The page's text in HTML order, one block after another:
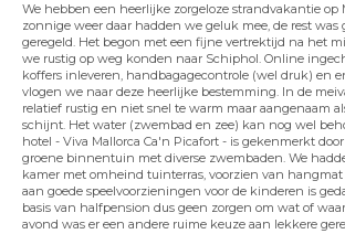
We hebben een heerlijke zorgeloze strandvakantie op
zonnige weer daar hadden we geluk mee, de rest was
geregeld. Het begon met een fijne vertrektijd na het
we rustig op weg konden naar Schiphol. Online
koffers inleveren, handbagagecontrole (wel druk) en
vlogen we naar deze heerlijke bestemming. In de
relatief rustig en niet snel te warm maar aangenaam
schijnt. Het water (zwembad en zee) kan nog wel
hotel - Viva Mallorca Ca'n Picafort - is gekenmerkt
groene binnentuin met diverse zwembaden. We
kamer met omheind tuinterras, voorzien van
aan goede speelvoorzieningen voor de kinderen is
basis van halfpension dus geen zorgen om wat of
avond was er een andere ruime keuze aan lekkere